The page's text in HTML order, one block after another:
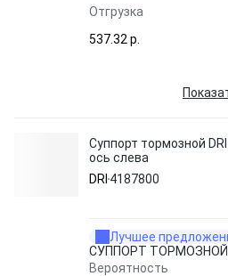
Отгрузка
537.32 p.
Суппорт тормозной
ось слева
DRI 4187800
Лучшее
СУППОРТ ТОРМОЗНОЙ
Вероятность